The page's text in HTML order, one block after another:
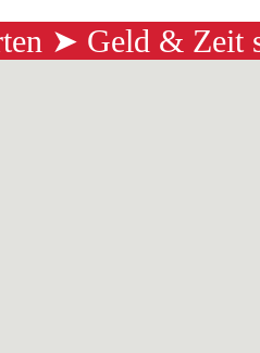
➤ Geld & Zeit